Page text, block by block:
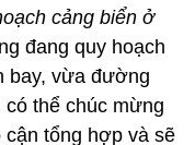
cảng biển ở
đang quy hoạch
bay, vừa đường
thể chúc mừng
cận tổng hợp và sẽ